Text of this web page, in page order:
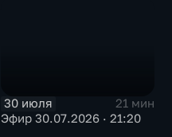
30 июля
21 мин
Эфир 30.07.2026 · 21:20